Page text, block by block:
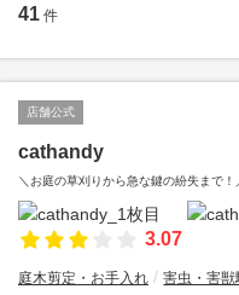
41 件
店舗公式
cathandy
＼お庭の草刈りから急な鍵の紛失まで
3.07
庭木剪定・お手入れ 害虫・害獣